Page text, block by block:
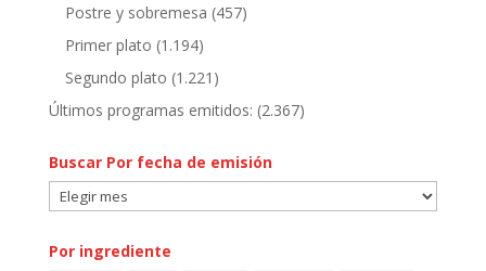
Postre y sobremesa (457)
Primer plato (1.194)
Segundo plato (1.221)
Últimos programas emitidos: (2.367)
Buscar Por fecha de emisión
Buscar
Por
fecha
Por ingrediente